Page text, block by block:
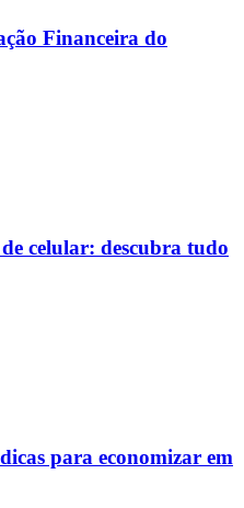
Financeira do
celular: descubra tudo
para economizar em